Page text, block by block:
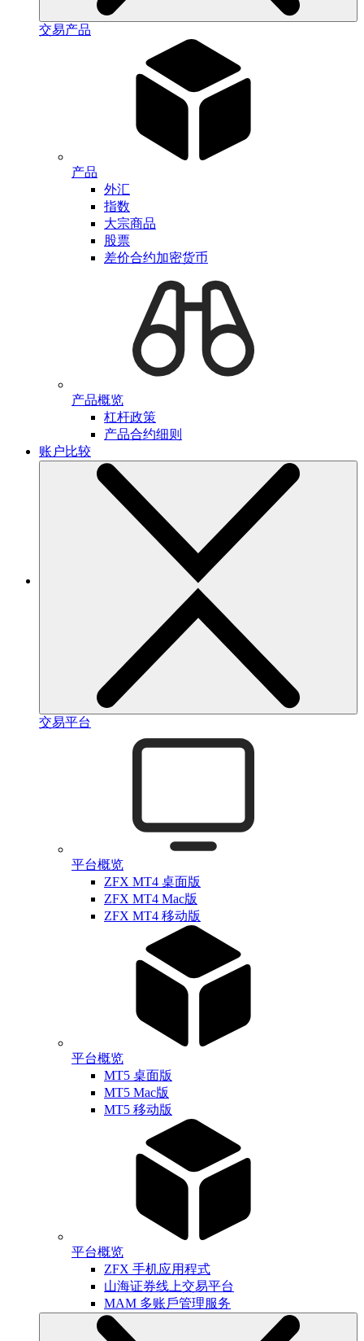
交易产品
产品
外汇
指数
大宗商品
股票
差价合约加密货币
产品概览
杠杆政策
产品合约细则
账户比较
交易平台
平台概览
ZFX MT4 桌面版
ZFX MT4 Mac版
ZFX MT4 移动版
平台概览
MT5 桌面版
MT5 Mac版
MT5 移动版
平台概览
ZFX 手机应用程式
山海证券线上交易平台
MAM 多账戶管理服务